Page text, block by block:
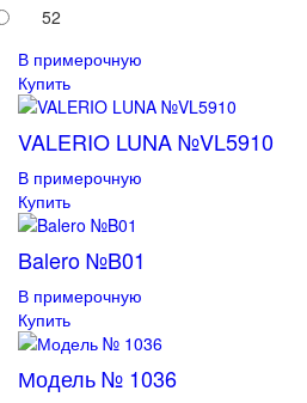
52
В примерочную
Купить
VALERIO LUNA №VL5910
В примерочную
Купить
Balero №B01
В примерочную
Купить
Модель № 1036